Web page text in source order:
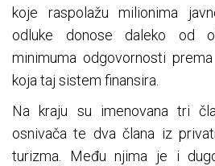
koje raspolažu milionima
odluke donose daleko od
minimuma odgovornosti
koja taj sistem finansira.
Na kraju su imenovana tri
osnivača te dva člana iz
turizma. Među njima je i